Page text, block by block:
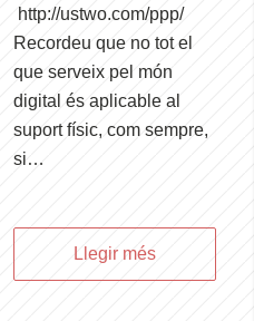
http://ustwo.com/ppp/
Recordeu que no tot el
que serveix pel món
digital és aplicable al
suport físic, com sempre,
si…
Llegir més